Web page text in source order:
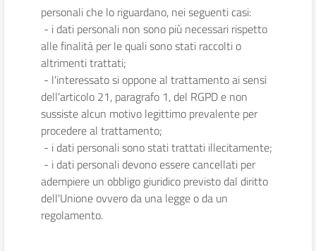
personali che lo riguardano, nei seguenti casi:
- i dati personali non sono più necessari rispetto
alle finalità per le quali sono stati raccolti o
altrimenti trattati;
- l'interessato si oppone al trattamento ai sensi
dell'articolo 21, paragrafo 1, del RGPD e non
sussiste alcun motivo legittimo prevalente per
procedere al trattamento;
- i dati personali sono stati trattati illecitamente;
- i dati personali devono essere cancellati per
adempiere un obbligo giuridico previsto dal diritto
dell'Unione ovvero da una legge o da un
regolamento.